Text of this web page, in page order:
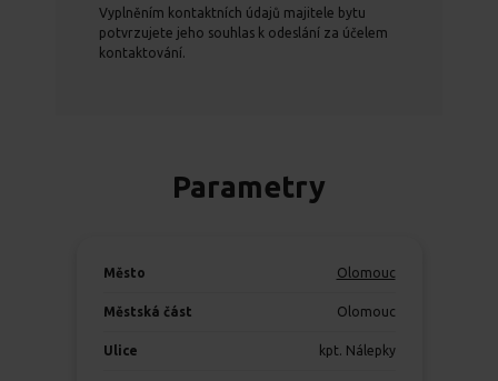
Vyplněním kontaktních údajů majitele bytu
potvrzujete jeho souhlas k odeslání za účelem
kontaktování.
Parametry
Město Olomouc
Městská část Olomouc
Ulice kpt. Nálepky